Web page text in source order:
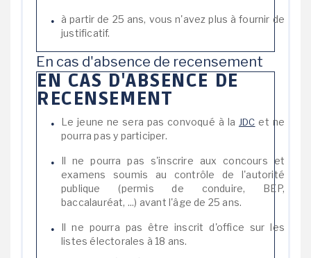
à partir de 25 ans, vous n'avez plus à fournir de
justificatif.
En cas d'absence de recensement
EN CAS D'ABSENCE DE
RECENSEMENT
Le jeune ne sera pas convoqué à la JDC et ne
pourra pas y participer.
Il ne pourra pas s'inscrire aux concours et
examens soumis au contrôle de l'autorité
publique (permis de conduire, BEP,
baccalauréat, ...) avant l'âge de 25 ans.
Il ne pourra pas être inscrit d'office sur les
listes électorales à 18 ans.